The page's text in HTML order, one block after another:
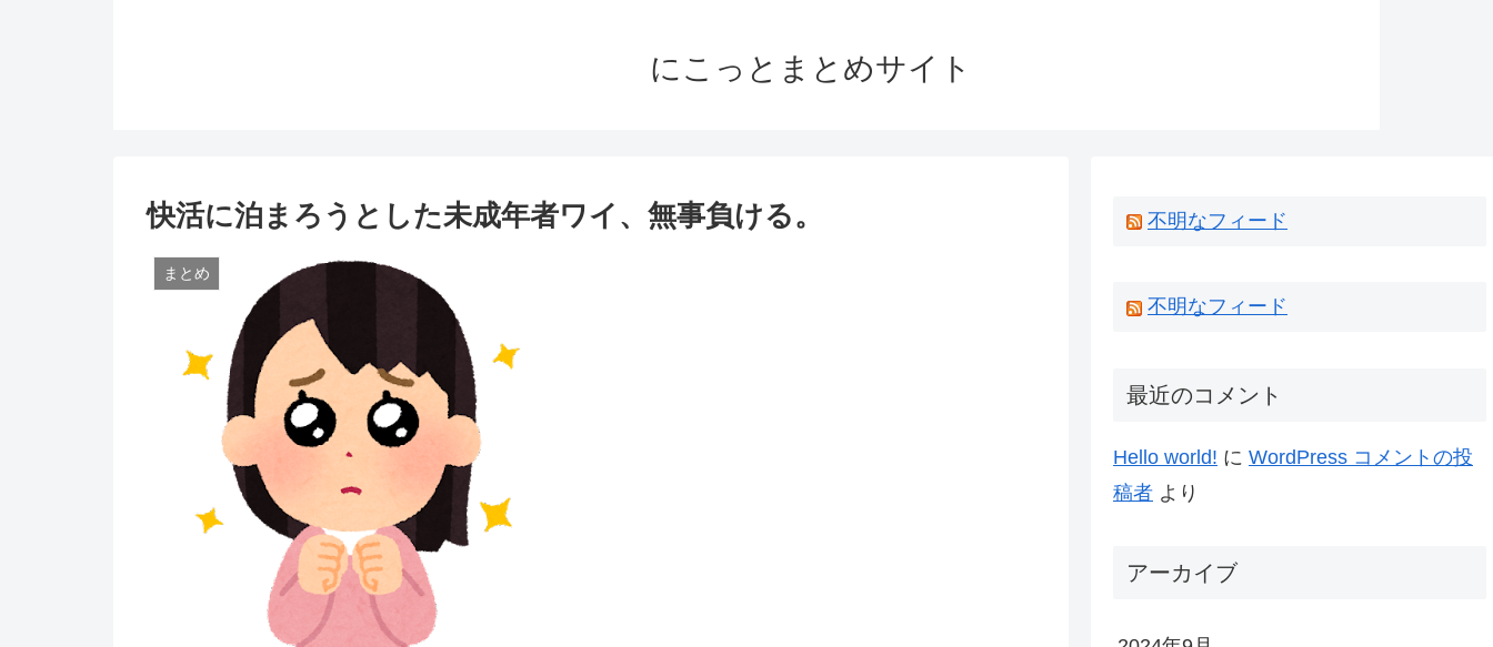
にこっとまとめサイト
快活に泊まろうとした未成年者ワイ、無事負ける。
まとめ
不明なフィード
不明なフィード
最近のコメント
Hello world! に WordPress コメントの投
稿者 より
アーカイブ